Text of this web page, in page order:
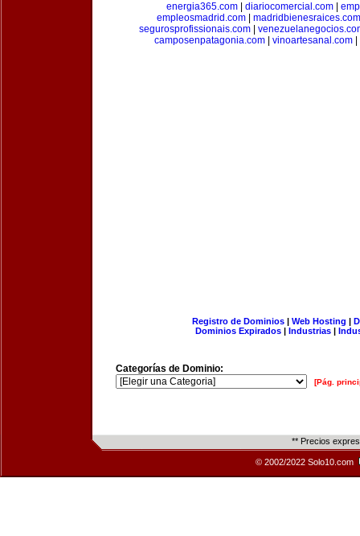
energia365.com
diariocomercial.com
empleosmadrid.com
madridbienesraices.com
segurosprofissionais.com
camposenpatagonia.com| vinoartesanal.com|
Registro de Dominios| Web Hosting |
Dominios Expirados | Industrias |
Categorías de Dominio:
[Pág.
** Precios
© 2002/2022 Solo10.com